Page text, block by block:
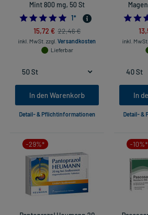
Mint 800 mg, 50 St
5.0
1*
15,72 € 22,46 €
inkl. MwSt. zzgl. Versandkosten
Lieferbar
In den Warenkorb
Detail- & Pflichtinformationen
inkl. MwSt.
In
Detail- &
-29%* -10%*